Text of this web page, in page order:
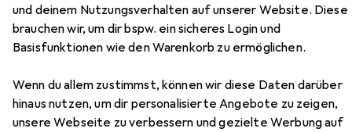
und deinem Nutzungsverhalten auf unserer Website. Diese
brauchen wir, um dir bspw. ein sicheres Login und
Basisfunktionen wie den Warenkorb zu ermöglichen.
Wenn du allem zustimmst, können wir diese Daten darüber
hinaus nutzen, um dir personalisierte Angebote zu zeigen,
unsere Webseite zu verbessern und gezielte Werbung auf
EUR
111,–
Wecon Home Anna